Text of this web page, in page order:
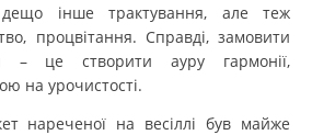
інше трактування, але теж
процвітання. Справді, замовити
– це створити ауру гармонії,
на урочистості.
нареченої на весіллі був майже